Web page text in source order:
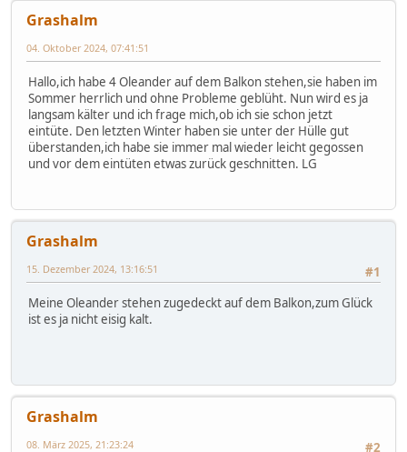
Grashalm
04. Oktober 2024, 07:41:51
Hallo,ich habe 4 Oleander auf dem Balkon stehen,sie haben im
Sommer herrlich und ohne Probleme geblüht. Nun wird es ja
langsam kälter und ich frage mich,ob ich sie schon jetzt
eintüte. Den letzten Winter haben sie unter der Hülle gut
überstanden,ich habe sie immer mal wieder leicht gegossen
und vor dem eintüten etwas zurück geschnitten. LG
Grashalm
#1
15. Dezember 2024, 13:16:51
Meine Oleander stehen zugedeckt auf dem Balkon,zum Glück
ist es ja nicht eisig kalt.
Grashalm
#2
08. März 2025, 21:23:24